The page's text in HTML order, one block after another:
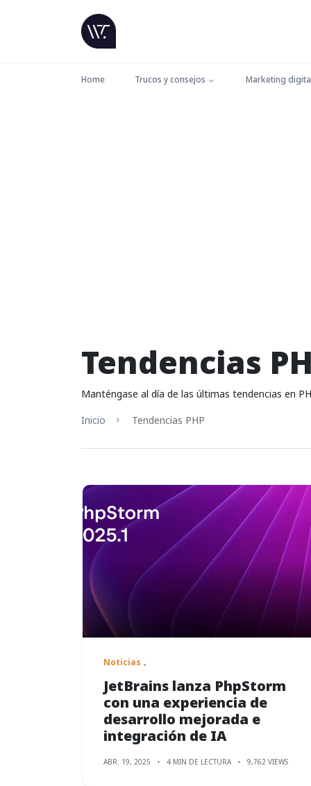
Home Trucos y consejos Marketing
Tendencias
Manténgase al día de las últimas tendencias en
Inicio
Tendencias PHP
Noticias
JetBrains lanza PhpStorm
con una experiencia de
desarrollo mejorada e
integración de IA
ABR. 19, 2025 4 MIN DE LECTURA 9,762 VIEWS